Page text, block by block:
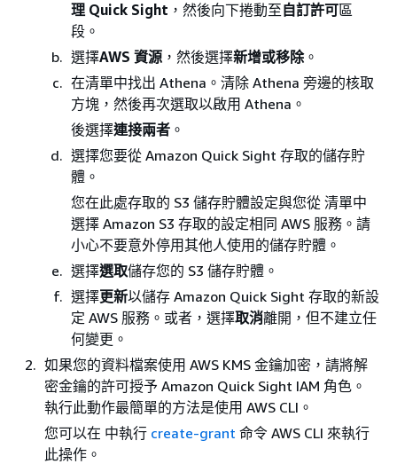
理 Quick Sight ，然後向下捲動至自訂許可區
段。
選擇AWS 資源 ，然後選擇新增或移除。
在清單中找出 Athena。清除 Athena 旁邊的核取
方塊，然後再次選取以啟用 Athena。
後選擇連接兩者 。
選擇您要從 Amazon Quick Sight 存取的儲存貯
體。
您在此處存取的 S3 儲存貯體設定與您從 清單中
選擇 Amazon S3 存取的設定相同 AWS 服務。請
小心不要意外停用其他人使用的儲存貯體。
選擇選取儲存您的 S3 儲存貯體。
選擇更新以儲存 Amazon Quick Sight 存取的新設
定 AWS 服務。或者，選擇取消離開，但不建立任
何變更。
如果您的資料檔案使用 AWS KMS 金鑰加密，請將解
密金鑰的許可授予 Amazon Quick Sight IAM 角色。
執行此動作最簡單的方法是使用 AWS CLI。
您可以在 中執行 create-grant 命令 AWS CLI 來執行
此操作。